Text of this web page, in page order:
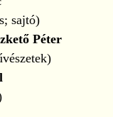
sajtó)
Péter